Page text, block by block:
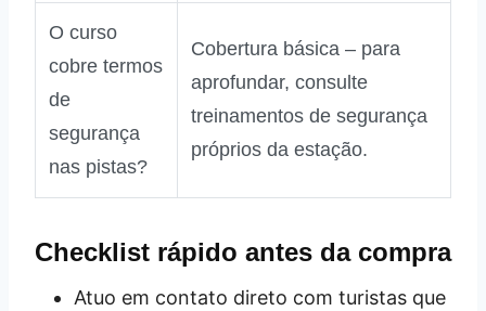
O curso
cobre termos
de
segurança
nas pistas?
Cobertura básica – para
aprofundar, consulte
treinamentos de segurança
próprios da estação.
Checklist rápido antes da compra
Atuo em contato direto com turistas que